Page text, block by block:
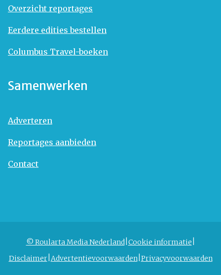
Overzicht reportages
Eerdere edities bestellen
Columbus Travel-boeken
Samenwerken
Adverteren
Reportages aanbieden
Contact
© Roularta Media Nederland Cookie informatie
Disclaimer Advertentievoorwaarden Privacyvoorwaarden